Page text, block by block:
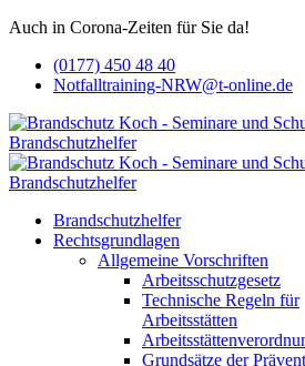
Auch in Corona-Zeiten für Sie da!
(0177) 450 48 40
Notfalltraining-NRW@t-online.de
Brandschutzhelfer
Rechtsgrundlagen
Allgemeine Vorschriften
Arbeitsschutzgesetz
Technische Regeln für
Arbeitsstätten
Grundsätze der